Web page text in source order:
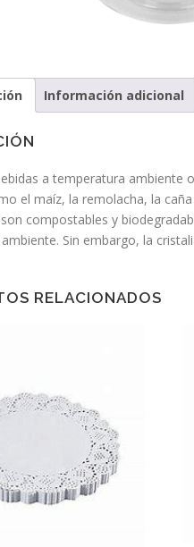
Información adicional
a temperatura ambiente
el maíz, la remolacha, la
compostables y
Sin embargo, la
RELACIONADOS